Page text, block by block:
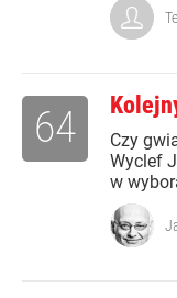
Czy
Wyclef
w
64